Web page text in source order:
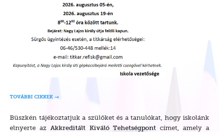
TOVÁBBI CIKKEK
Büszkén tájékoztatjuk a szülőket és a tanulókat, hogy iskolánk
elnyerte az
Akkreditált Kiváló Tehetségpont
címet, amely a